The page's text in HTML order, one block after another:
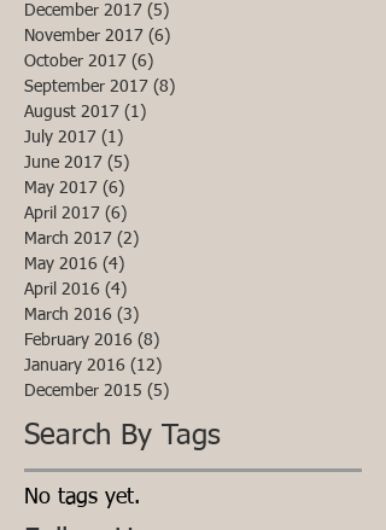
Search By Tags
December 2017 (5)
November 2017 (6)
October 2017 (6)
September 2017 (8)
August 2017 (1)
July 2017 (1)
June 2017 (5)
May 2017 (6)
April 2017 (6)
March 2017 (2)
May 2016 (4)
April 2016 (4)
March 2016 (3)
February 2016 (8)
January 2016 (12)
December 2015 (5)
No tags yet.